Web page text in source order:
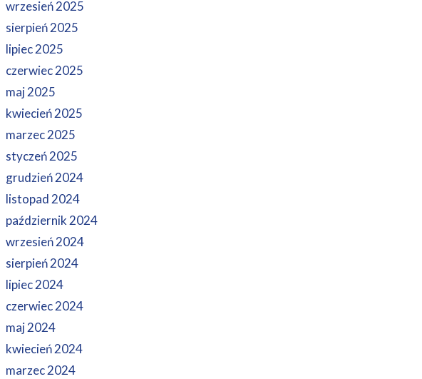
wrzesień 2025
sierpień 2025
lipiec 2025
czerwiec 2025
maj 2025
kwiecień 2025
marzec 2025
styczeń 2025
grudzień 2024
listopad 2024
październik 2024
wrzesień 2024
sierpień 2024
lipiec 2024
czerwiec 2024
maj 2024
kwiecień 2024
marzec 2024